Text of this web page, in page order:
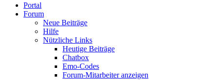
Portal
Forum
Neue Beiträge
Hilfe
Nützliche Links
Heutige Beiträge
Chatbox
Emo-Codes
Forum-Mitarbeiter anzeigen